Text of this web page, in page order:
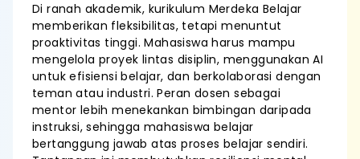
Di ranah akademik, kurikulum Merdeka Belajar
memberikan fleksibilitas, tetapi menuntut
proaktivitas tinggi. Mahasiswa harus mampu
mengelola proyek lintas disiplin, menggunakan AI
untuk efisiensi belajar, dan berkolaborasi dengan
teman atau industri. Peran dosen sebagai
mentor lebih menekankan bimbingan daripada
instruksi, sehingga mahasiswa belajar
bertanggung jawab atas proses belajar sendiri.